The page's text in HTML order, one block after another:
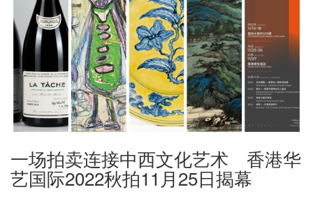
一场拍卖连接中西文化艺术 香港华
艺国际2022秋拍11月25日揭幕